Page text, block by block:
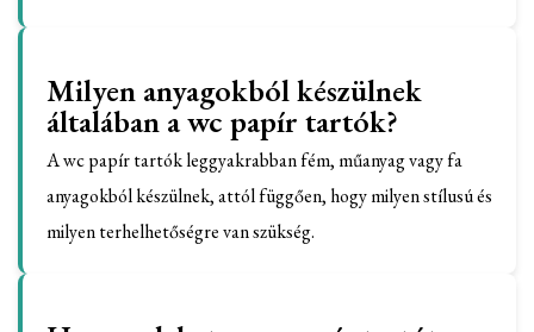
Milyen anyagokból készülnek
általában a wc papír tartók?
A wc papír tartók leggyakrabban fém, műanyag vagy fa
anyagokból készülnek, attól függően, hogy milyen stílusú és
milyen terhelhetőségre van szükség.